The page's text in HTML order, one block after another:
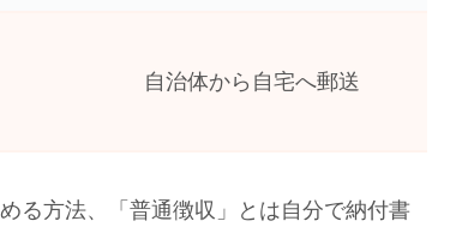
自治体から自宅へ郵送
る方法、「普通徴収」とは自分で納付書